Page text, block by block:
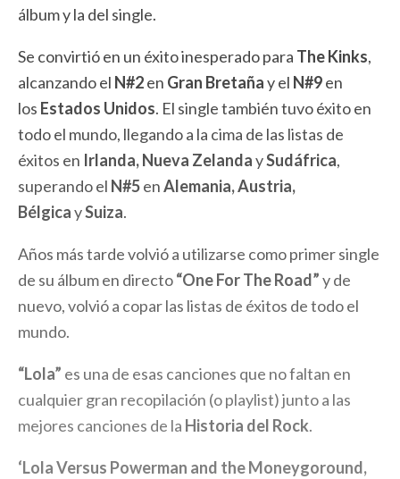
álbum y la del single.
Se convirtió en un éxito inesperado para The Kinks,
alcanzando el N#2en Gran Bretañay el N#9en
los Estados Unidos. El single también tuvo éxito en
todo el mundo, llegando a la cima de las listas de
éxitos en Irlanda, Nueva ZelandaySudáfrica,
superando el N#5enAlemania, Austria,
BélgicaySuiza.
Años más tarde volvió a utilizarse como primer single
de su álbum en directo“One For The Road”y de
nuevo, volvió a copar las listas de éxitos de todo el
mundo.
“Lola” es una de esas canciones que no faltan en
cualquier gran recopilación (o playlist) junto a las
mejores canciones de la Historia del Rock.
‘Lola Versus Powerman and the Moneygoround,